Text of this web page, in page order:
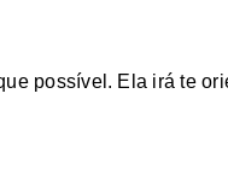
possível. Ela irá te